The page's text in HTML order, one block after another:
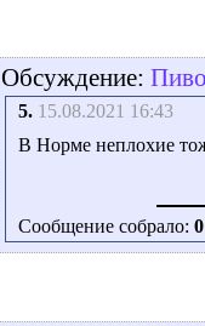
Обсуждение:
5. 15.08.2021 16:43
В Норме неплохие
Сообщение собрало: 0